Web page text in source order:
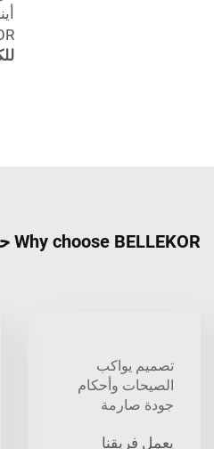
Why choose BELLEKOR حقائب كمبيوتر مخصصة?
تصميم يواكب
الصيحات وأحكام
جودة صارمة
يعمل فريقنا